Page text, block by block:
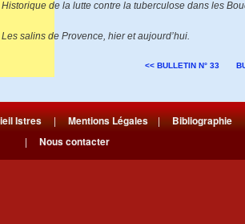
Historique de la lutte contre la tuberculose dans les
Les salins de Provence, hier et aujourd’hui.
<< BULLETIN N° 33
Istres|Mentions Légales|Bibliographie
| Nous contacter